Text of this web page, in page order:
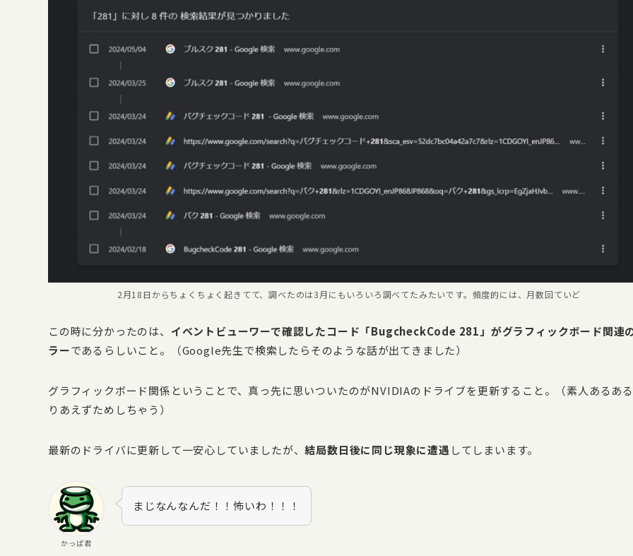
2月18日からちょくちょく起きてて、調べたのは3月にもいろいろ調べてたみたいです。頻度的には、月数回ていど
この時に分かったのは、 イベントビューワーで確認したコード「BugcheckCode 281」がグラフィックボード関連
ラーであるらしいこと。（Google先生で検索したらそのような話が出てきました）
グラフィックボード関係ということで、真っ先に思いついたのがNVIDIAのドライブを更新すること。（素人あるあ
りあえずためしちゃう）
最新のドライバに更新して一安心していましたが、結局数日後に同じ現象に遭遇 してしまいます。
かっぱ君
まじなんなんだ！！怖いわ！！！